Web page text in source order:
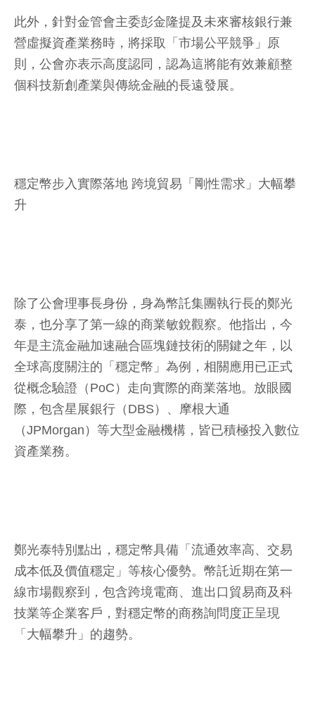
此外，針對金管會主委彭金隆提及未來審核銀行兼
營虛擬資產業務時，將採取「市場公平競爭」原
則，公會亦表示高度認同，認為這將能有效兼顧整
個科技新創產業與傳統金融的長遠發展。
穩定幣步入實際落地 跨境貿易「剛性需求」大幅攀
升
除了公會理事長身份，身為幣託集團執行長的鄭光
泰，也分享了第一線的商業敏銳觀察。他指出，今
年是主流金融加速融合區塊鏈技術的關鍵之年，以
全球高度關注的「穩定幣」為例，相關應用已正式
從概念驗證（PoC）走向實際的商業落地。放眼國
際，包含星展銀行（DBS）、摩根大通
（JPMorgan）等大型金融機構，皆已積極投入數位
資產業務。
鄭光泰特別點出，穩定幣具備「流通效率高、交易
成本低及價值穩定」等核心優勢。幣託近期在第一
線市場觀察到，包含跨境電商、進出口貿易商及科
技業等企業客戶，對穩定幣的商務詢問度正呈現
「大幅攀升」的趨勢。